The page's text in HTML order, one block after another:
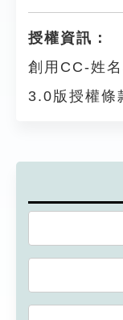
授權資訊：
創用CC-姓
3.0版授權條